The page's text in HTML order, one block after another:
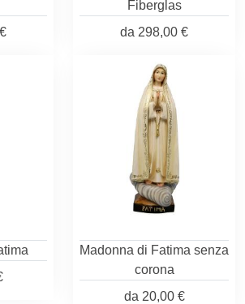
Fiberglas
da 298,00 €
Madonna di Fatima senza
corona
da 20,00 €